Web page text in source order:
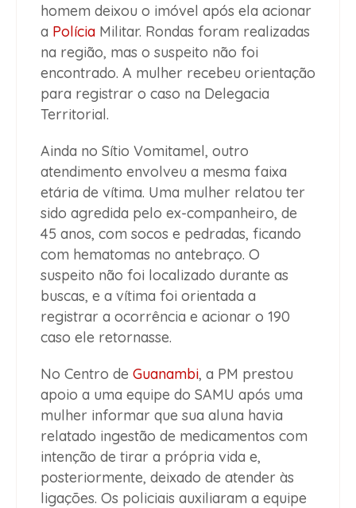
homem deixou o imóvel após ela acionar
a Polícia Militar. Rondas foram realizadas
na região, mas o suspeito não foi
encontrado. A mulher recebeu orientação
para registrar o caso na Delegacia
Territorial.
Ainda no Sítio Vomitamel, outro
atendimento envolveu a mesma faixa
etária de vítima. Uma mulher relatou ter
sido agredida pelo ex-companheiro, de
45 anos, com socos e pedradas, ficando
com hematomas no antebraço. O
suspeito não foi localizado durante as
buscas, e a vítima foi orientada a
registrar a ocorrência e acionar o 190
caso ele retornasse.
No Centro de Guanambi, a PM prestou
apoio a uma equipe do SAMU após uma
mulher informar que sua aluna havia
relatado ingestão de medicamentos com
intenção de tirar a própria vida e,
posteriormente, deixado de atender às
ligações. Os policiais auxiliaram a equipe